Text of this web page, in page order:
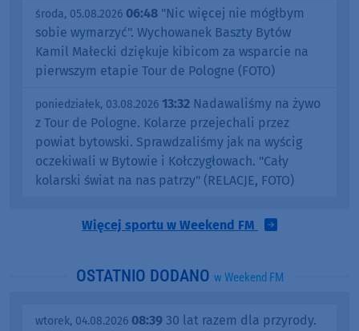
środa, 05.08.2026 06:48 "Nic więcej nie mógłbym
sobie wymarzyć". Wychowanek Baszty Bytów
Kamil Małecki dziękuje kibicom za wsparcie na
pierwszym etapie Tour de Pologne (FOTO)
poniedziałek, 03.08.2026 13:32 Nadawaliśmy na żywo
z Tour de Pologne. Kolarze przejechali przez
powiat bytowski. Sprawdzaliśmy jak na wyścig
oczekiwali w Bytowie i Kołczygłowach. "Cały
kolarski świat na nas patrzy" (RELACJE, FOTO)
Więcej sportu w Weekend FM
OSTATNIO DODANO w Weekend FM
wtorek, 04.08.2026 08:39 30 lat razem dla przyrody.